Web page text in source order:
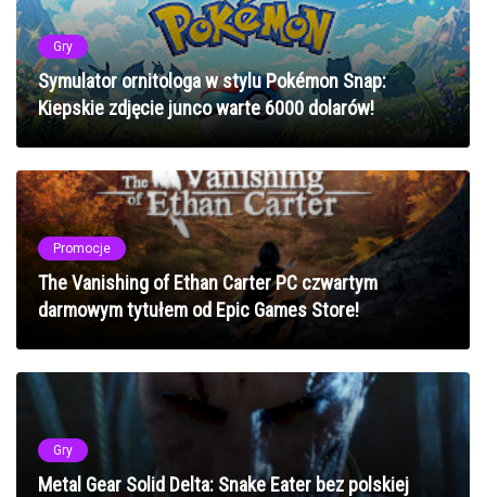
Gry
Symulator ornitologa w stylu Pokémon Snap:
Kiepskie zdjęcie junco warte 6000 dolarów!
Promocje
The Vanishing of Ethan Carter PC czwartym
darmowym tytułem od Epic Games Store!
Gry
Metal Gear Solid Delta: Snake Eater bez polskiej